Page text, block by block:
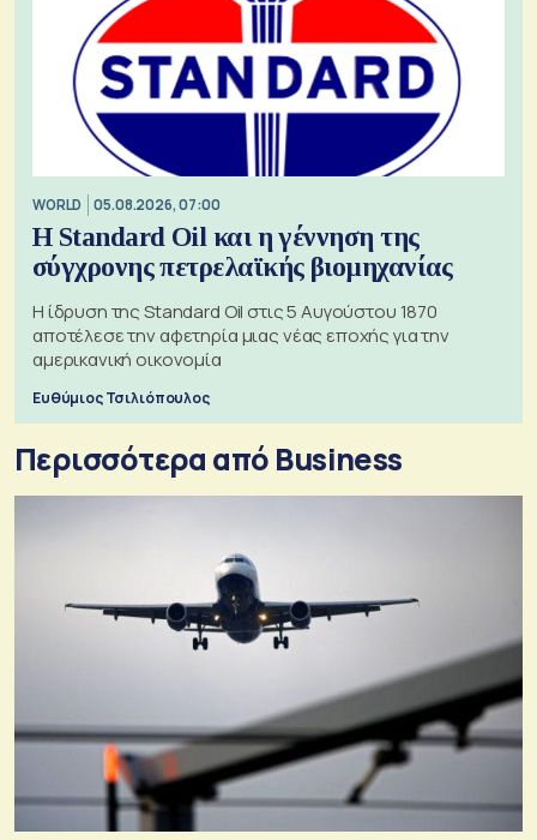
WORLD 05.08.2026, 07:00
Η Standard Oil και η γέννηση της
σύγχρονης πετρελαϊκής βιομηχανίας
Η ίδρυση της Standard Oil στις 5 Αυγούστου 1870
αποτέλεσε την αφετηρία μιας νέας εποχής για την
αμερικανική οικονομία
Ευθύμιος Τσιλιόπουλος
Περισσότερα από Business